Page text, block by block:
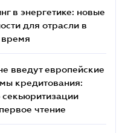
в энергетике: новые
для отрасли в
время
введут европейские
кредитования:
секьюритизации
чтение